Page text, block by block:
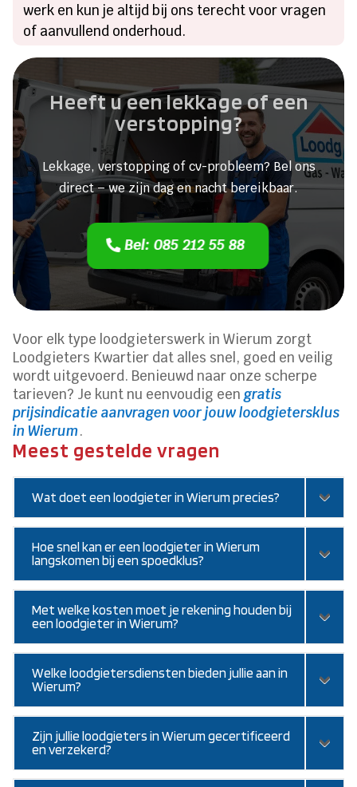
werk en kun je altijd bij ons terecht voor vragen
of aanvullend onderhoud.
Heeft u een lekkage of een
verstopping?
Lekkage, verstopping of cv-probleem? Bel ons
direct – we zijn dag en nacht bereikbaar.
Bel: 085 212 55 88
Voor elk type loodgieterswerk in Wierum zorgt
Loodgieters Kwartier dat alles snel, goed en veilig
wordt uitgevoerd. Benieuwd naar onze scherpe
tarieven? Je kunt nu eenvoudig eengratis
prijsindicatie aanvragen voor jouw loodgietersklus
in Wierum.
Meest gestelde vragen
Wat doet een loodgieter in Wierum precies?
Hoe snel kan er een loodgieter in Wierum
langskomen bij een spoedklus?
Met welke kosten moet je rekening houden bij
een loodgieter in Wierum?
Welke loodgietersdiensten bieden jullie aan in
Wierum?
Zijn jullie loodgieters in Wierum gecertificeerd
en verzekerd?